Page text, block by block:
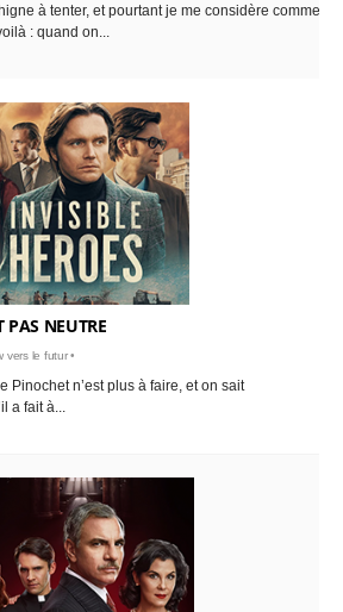
à tenter, et pourtant je me considère comme
: quand on...
PAS NEUTRE
vers le futur•
Pinochet n’est plus à faire, et on sait
a fait à...